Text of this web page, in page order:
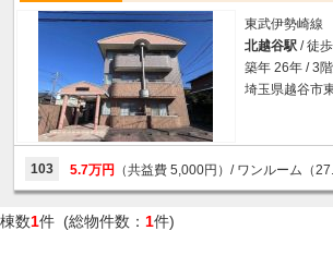
東武伊勢崎線
北越谷駅 / 徒
築年 26年 / 3
埼玉県越谷市
103 5.7万円 （共益費 5,000円）/ ワンルーム（
棟数1件 (総物件数： 1件)